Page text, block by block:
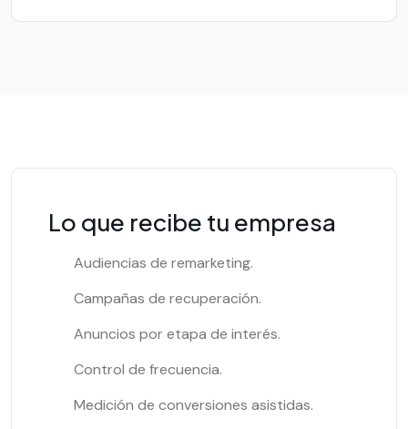
Lo que recibe tu empresa
Audiencias de remarketing.
Campañas de recuperación.
Anuncios por etapa de interés.
Control de frecuencia.
Medición de conversiones asistidas.